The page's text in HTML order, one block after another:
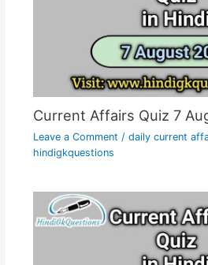
Current Affairs Quiz 7
Leave a Comment / daily current
hindigkquestions